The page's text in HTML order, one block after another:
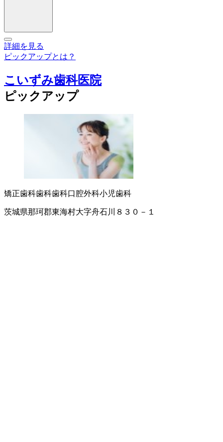
詳細を見る
ピックアップとは？
こいずみ歯科医院
ピックアップ
矯正歯科歯科歯科口腔外科小児歯科
茨城県那珂郡東海村大字舟石川８３０－１